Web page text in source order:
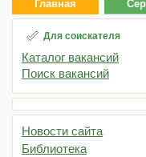
Главная
Для соискателя
Каталог вакансий
Поиск вакансий
Новости сайта
Библиотека